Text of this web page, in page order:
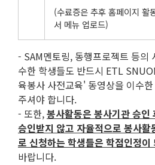
(수료증은 추후 홈페이지 활
서 메뉴 업로드)
- SAM멘토링, 동행프로젝트 등의
수한 학생들도 반드시 ETL
육봉사 사전교육' 동영상을 이수
주셔야 합니다.
- 또한,봉사활동은 봉사기관 승인
승인받지 않고 자율적으로 봉사활
로 신청하는 학생들은 학점인정이
바랍니다.